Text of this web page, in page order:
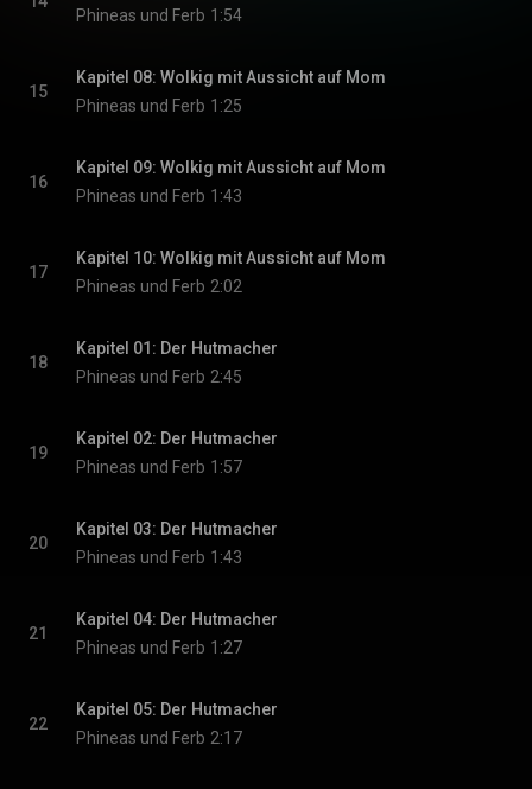
Phineas und Ferb 1:54
15
Kapitel 08: Wolkig mit Aussicht auf Mom
Phineas und Ferb 1:25
16
Kapitel 09: Wolkig mit Aussicht auf Mom
Phineas und Ferb 1:43
17
Kapitel 10: Wolkig mit Aussicht auf Mom
Phineas und Ferb 2:02
18
Kapitel 01: Der Hutmacher
Phineas und Ferb 2:45
19
Kapitel 02: Der Hutmacher
Phineas und Ferb 1:57
20
Kapitel 03: Der Hutmacher
Phineas und Ferb 1:43
21
Kapitel 04: Der Hutmacher
Phineas und Ferb 1:27
22
Kapitel 05: Der Hutmacher
Phineas und Ferb 2:17